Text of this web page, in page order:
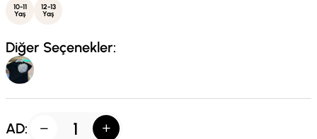
10-11
Yaş
12-13
Yaş
Diğer Seçenekler:
AD: